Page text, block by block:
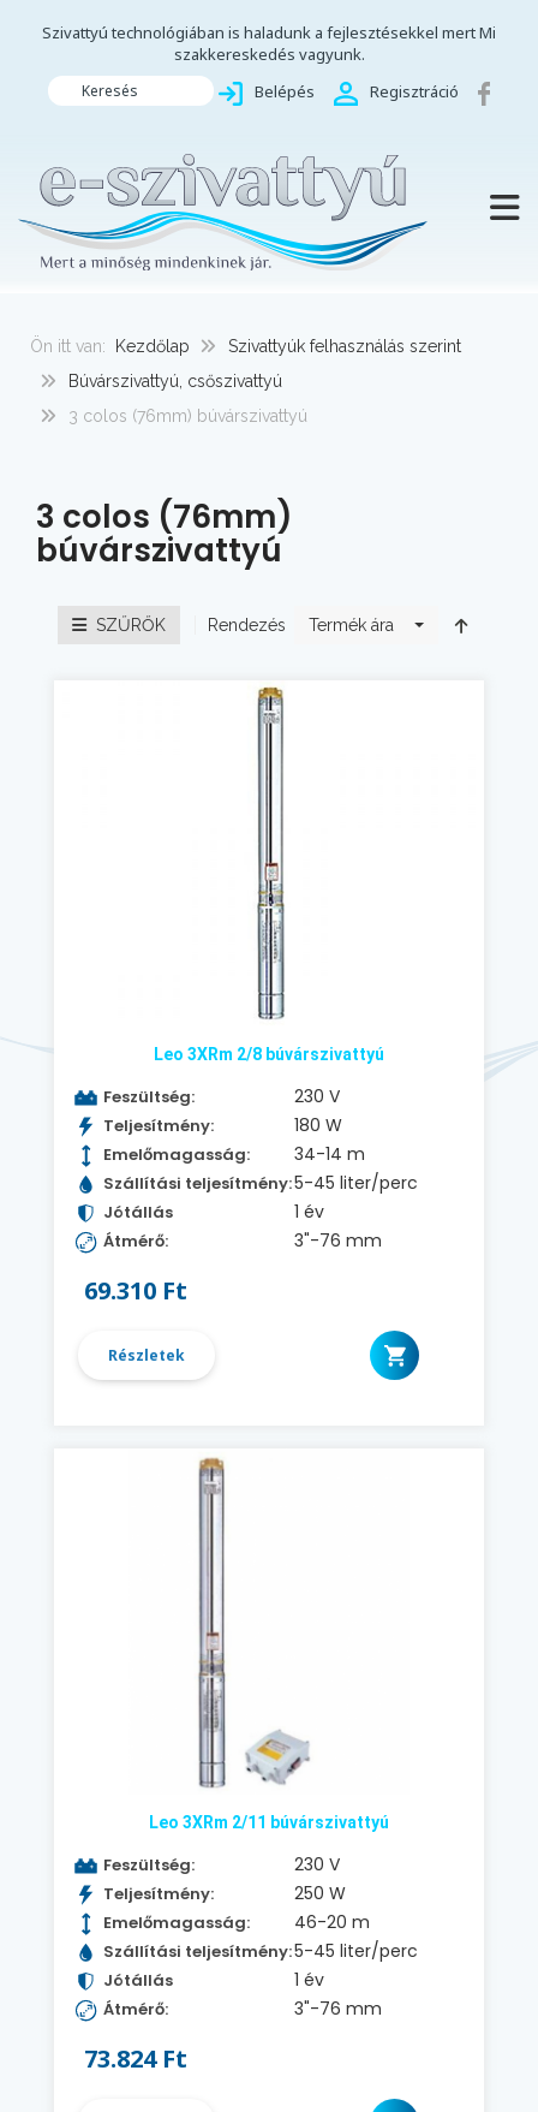
Szivattyú technológiában is haladunk a fejlesztésekkel mert Mi
szakkereskedés vagyunk.
Keresés Belépés Regisztráció
Ön itt van: Kezdőlap
Szivattyúk felhasználás szerint
Búvárszivattyú, csőszivattyú
3 colos (76mm) búvárszivattyú
3 colos (76mm)
búvárszivattyú
SZŰRŐK Rendezés Termék ára
Leo 3XRm 2/8 búvárszivattyú
Feszültség: 230 V
Teljesítmény: 180 W
Emelőmagasság: 34-14 m
Szállítási teljesítmény:5-45 liter/perc
Jótállás 1 év
Átmérő: 3"-76 mm
69.310 Ft
Részletek
Leo 3XRm 2/11 búvárszivattyú
Feszültség: 230 V
Teljesítmény: 250 W
Emelőmagasság: 46-20 m
Szállítási teljesítmény:5-45 liter/perc
Jótállás 1 év
Átmérő: 3"-76 mm
73.824 Ft